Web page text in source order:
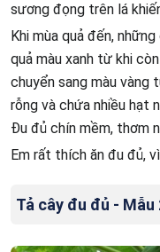
sương đọng trên lá
Khi mùa quả đến,
quả màu xanh từ khi
chuyển sang màu vàng
rỗng và chứa nhiều hạt
Đu đủ chín mềm, thơm
Em rất thích ăn đu đủ,
Tả cây đu đủ - Mẫu